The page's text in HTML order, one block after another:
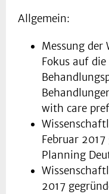
Allgemein:
Messung der
Fokus auf
with care
Februar
Planning
2017